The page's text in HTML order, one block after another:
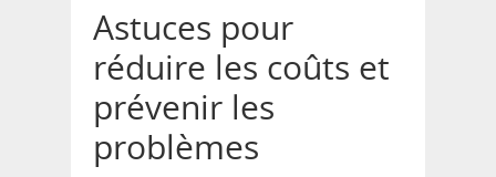
Astuces pour
réduire les coûts et
prévenir les
problèmes